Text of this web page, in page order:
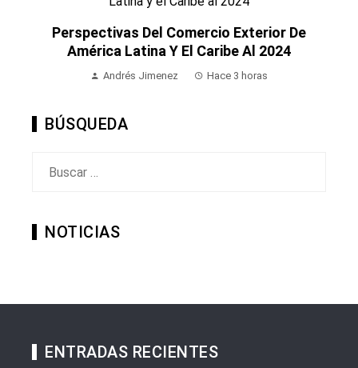
Perspectivas Del Comercio Exterior De
América Latina Y El Caribe Al 2024
Andrés Jimenez Hace 3 horas
BÚSQUEDA
NOTICIAS
ENTRADAS RECIENTES